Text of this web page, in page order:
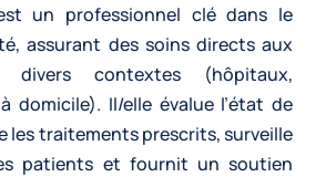
est un professionnel clé dans le
assurant des soins directs aux
divers contextes (hôpitaux,
domicile). Il/elle évalue l’état de
les traitements prescrits, surveille
patients et fournit un soutien